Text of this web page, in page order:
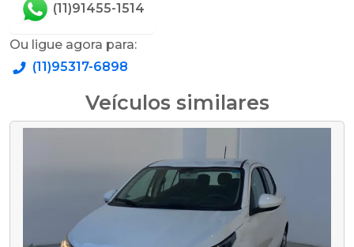
(11)91455-1514
Ou ligue agora para:
(11)95317-6898
Veículos similares